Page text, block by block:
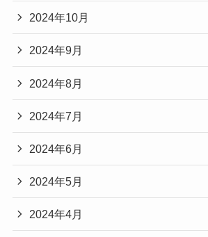
2024年10月
2024年9月
2024年8月
2024年7月
2024年6月
2024年5月
2024年4月